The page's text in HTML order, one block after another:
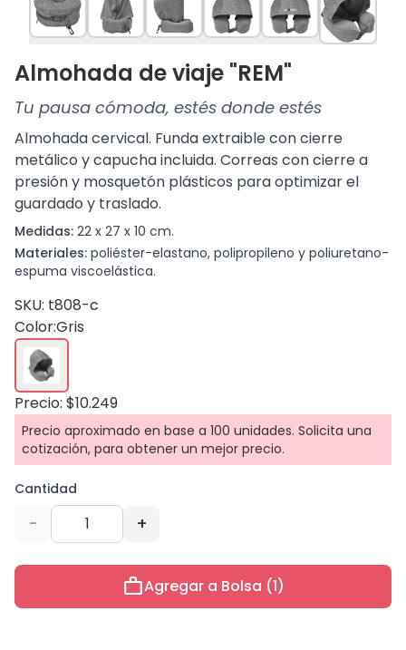
Almohada de viaje "REM"
Tu pausa cómoda, estés donde estés
Almohada cervical. Funda extraible con cierre
metálico y capucha incluida. Correas con cierre a
presión y mosquetón plásticos para optimizar el
guardado y traslado.
Medidas: 22 x 27 x 10 cm.
Materiales: poliéster-elastano, polipropileno y poliuretano-
espuma viscoelástica.
SKU: t808-c
Color:Gris
Precio: $10.249
Precio aproximado en base a 100 unidades. Solicita una
cotización, para obtener un mejor precio.
Cantidad
- +
workAgregar a Bolsa (1)